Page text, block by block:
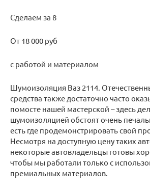
Сделаем за 8
От 18 000 руб
с работой и материалом
Шумоизоляция Ваз 2114.
средства также достаточно часто
помосте нашей мастерской – здесь
шумоизоляцией обстоят очень
есть где продемонстрировать свой
Несмотря на доступную цену таких
некоторые автовладельцы готовы
чтобы мы работали только с
премиальных материалов.